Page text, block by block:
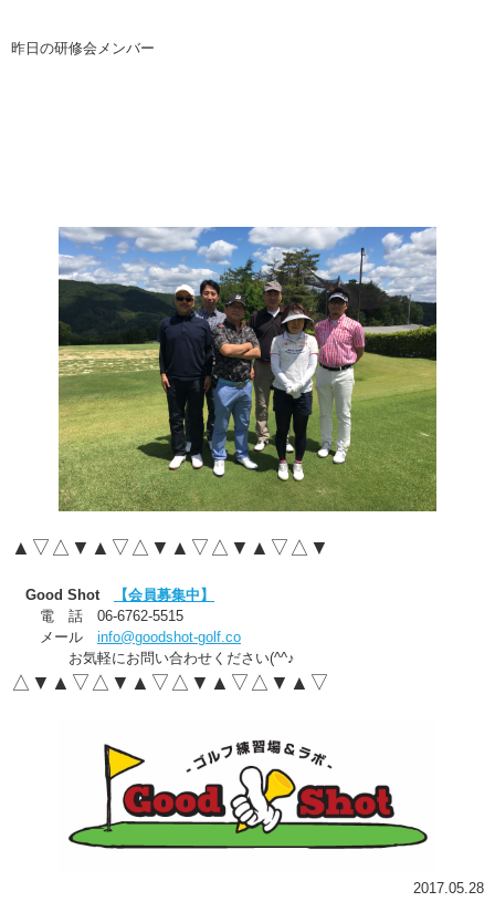
昨日の研修会メンバー
▲▽△▼▲▽△▼▲▽△▼▲▽△▼
Good Shot
【会員募集中】
電 話 06-6762-5515
メール info@goodshot-golf.co
お気軽にお問い合わせください(^^♪
△▼▲▽△▼▲▽△▼▲▽△▼▲▽
2017.05.28